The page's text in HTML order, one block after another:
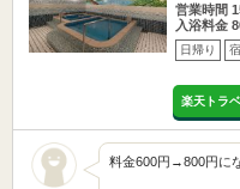
営業時間
入浴料金
日帰り
楽天トラ
料金600円→800円に